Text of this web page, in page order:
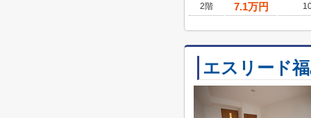
2階
7.1万円
エスリード